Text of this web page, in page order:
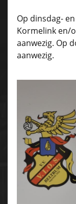
Op dinsdag-
Kormelink en/
aanwezig. Op
aanwezig.